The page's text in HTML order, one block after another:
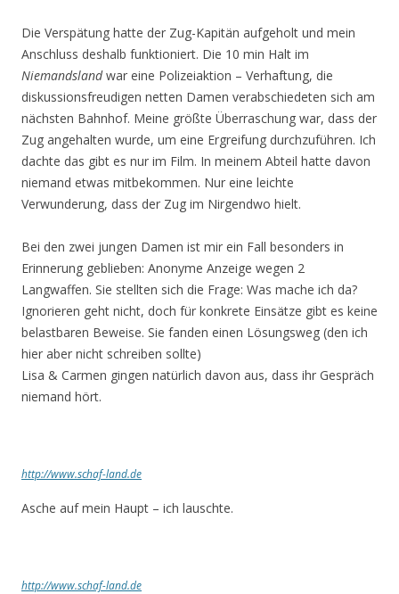
Die Verspätung hatte der Zug-Kapitän aufgeholt und mein
Anschluss deshalb funktioniert. Die 10 min Halt im
Niemandslandwar eine Polizeiaktion – Verhaftung, die
diskussionsfreudigen netten Damen verabschiedeten sich am
nächsten Bahnhof. Meine größte Überraschung war, dass der
Zug angehalten wurde, um eine Ergreifung durchzuführen. Ich
dachte das gibt es nur im Film. In meinem Abteil hatte davon
niemand etwas mitbekommen. Nur eine leichte
Verwunderung, dass der Zug im Nirgendwo hielt.
Bei den zwei jungen Damen ist mir ein Fall besonders in
Erinnerung geblieben: Anonyme Anzeige wegen 2
Langwaffen. Sie stellten sich die Frage: Was mache ich da?
Ignorieren geht nicht, doch für konkrete Einsätze gibt es keine
belastbaren Beweise. Sie fanden einen Lösungsweg (den ich
hier aber nicht schreiben sollte)
Lisa & Carmen gingen natürlich davon aus, dass ihr Gespräch
niemand hört.
http://www.schaf-land.de
Asche auf mein Haupt – ich lauschte.
http://www.schaf-land.de